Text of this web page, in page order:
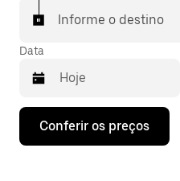
Informe o destino
Data
Pressione
seta
Conferir os preços